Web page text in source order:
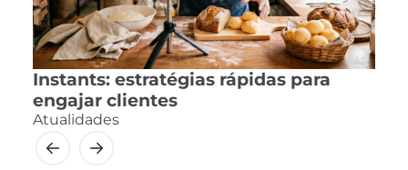
Instants: estratégias rápidas para
engajar clientes
Atualidades